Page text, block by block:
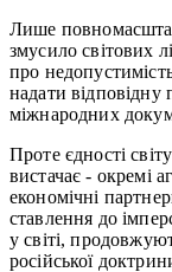
Лише
змусило світових
про
надати відповідну
міжнародних
Проте єдності
вистачає - окремі
економічні
ставлення до
у світі,
російської